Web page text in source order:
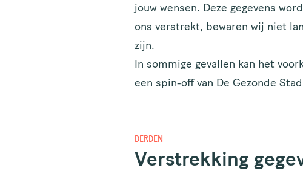
jouw wensen. Deze gegevens
ons verstrekt, bewaren wij niet
zijn.
In sommige gevallen kan het
een spin-off van De Gezonde
DERDEN
Verstrekking